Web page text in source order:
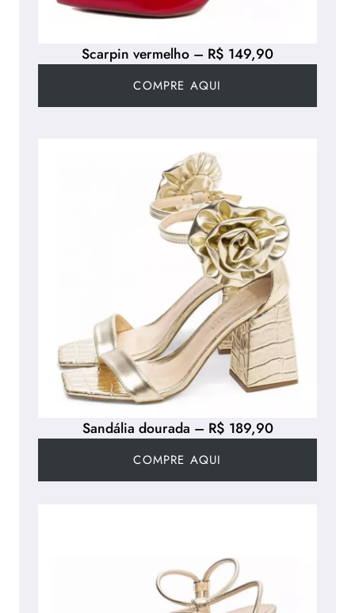
Sandália dourada – R$ 189,90
COMPRE AQUI
Scarpin vermelho – R$ 149,90
COMPRE AQUI